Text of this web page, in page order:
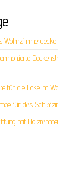
Wohnzimmerdecke
für die Ecke im
für das
mit